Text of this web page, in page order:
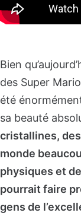
Bien
des Super
été
sa beauté
cristallines,
monde
physiques et
pourrait faire
gens de